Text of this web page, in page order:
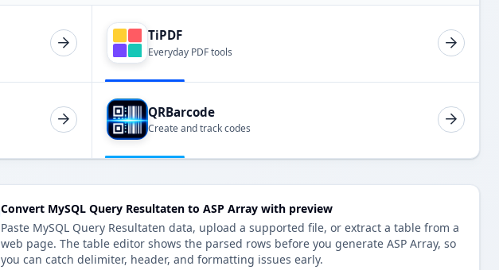
TiPDF
Everyday PDF tools
QRBarcode
Create and track codes
Convert MySQL Query Resultaten to ASP Array with preview
Paste MySQL Query Resultaten data, upload a supported file, or extract a table from a
web page. The table editor shows the parsed rows before you generate ASP Array, so
you can catch delimiter, header, and formatting issues early.